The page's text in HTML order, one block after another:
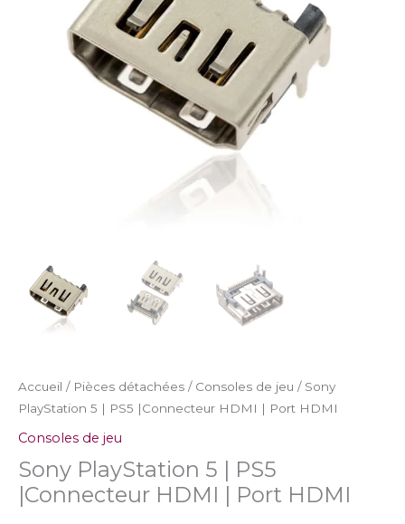
Accueil / Pièces détachées / Consoles de jeu / Sony
PlayStation 5 | PS5 |Connecteur HDMI | Port HDMI
Consoles de jeu
Sony PlayStation 5 | PS5
|Connecteur HDMI | Port HDMI
|Connecteur